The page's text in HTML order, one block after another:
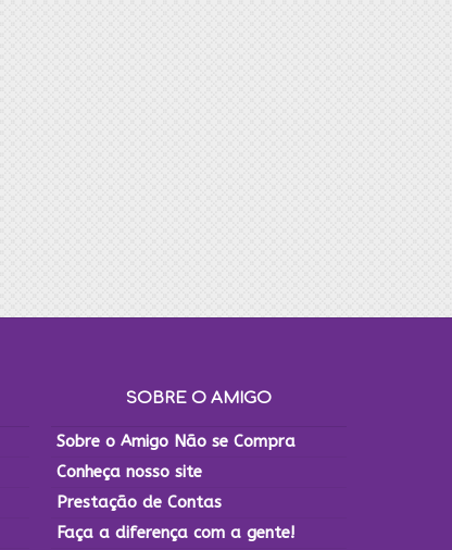
SOBRE O AMIGO
Sobre o Amigo Não se Compra
Conheça nosso site
Prestação de Contas
Faça a diferença com a gente!